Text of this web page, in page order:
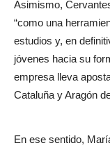
Asimismo,
“como una
estudios y, en
jóvenes hacia su
empresa lleva
Cataluña y Aragón
En ese sentido,